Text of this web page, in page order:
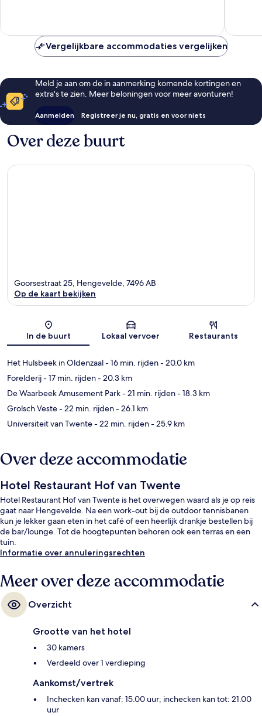
Vergelijkbare accommodaties vergelijken
Meld je aan om de in aanmerking komende kortingen en
extra's te zien. Meer beloningen voor meer avonturen!
Aanmelden Registreer je nu, gratis en voor niets
Over deze buurt
Kaart
Goorsestraat 25, Hengevelde, 7496 AB
Op de kaart bekijken
In de buurt Lokaal vervoer Restaurants
Het Hulsbeek in Oldenzaal- 16 min. rijden- 20.0 km
Forelderij- 17 min. rijden- 20.3 km
De Waarbeek Amusement Park- 21 min. rijden- 18.3 km
Grolsch Veste- 22 min. rijden- 26.1 km
Universiteit van Twente- 22 min. rijden- 25.9 km
Over deze accommodatie
Hotel Restaurant Hof van Twente
Hotel Restaurant Hof van Twente is het overwegen waard als je op reis
gaat naar Hengevelde. Na een work-out bij de outdoor tennisbanen
kun je lekker gaan eten in het café of een heerlijk drankje bestellen bij
de bar/lounge. Tot de hoogtepunten behoren ook een terras en een
tuin.
Informatie over annuleringsrechten
Meer over deze accommodatie
Overzicht
Grootte van het hotel
30 kamers
Verdeeld over 1 verdieping
Aankomst/vertrek
Inchecken kan vanaf: 15.00 uur; inchecken kan tot: 21.00
uur